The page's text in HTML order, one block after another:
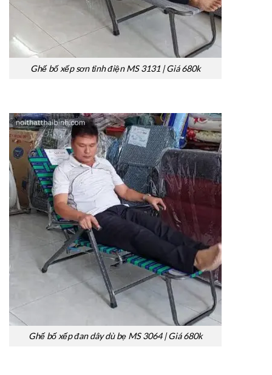
Ghế bố xếp sơn tỉnh điện MS 3131 | Giá 680k
Ghế bố xếp đan dây dù bẹ MS 3064 | Giá 680k